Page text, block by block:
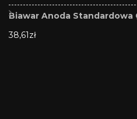
Biawar Anoda Standardowa
38,61zł